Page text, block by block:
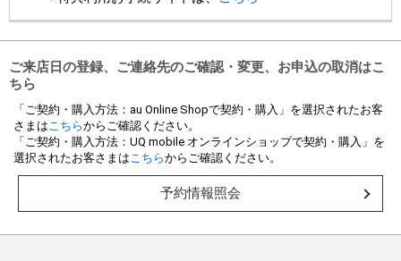
ご来店日の登録、ご連絡先のご確認・変更、お申込の取消はこ
ちら
「ご契約・購入方法：au Online Shopで契約・購入」を選択されたお客
さまはこちらからご確認ください。
「ご契約・購入方法：UQ mobile オンラインショップで契約・購入」を
選択されたお客さまはこちらからご確認ください。
予約情報照会